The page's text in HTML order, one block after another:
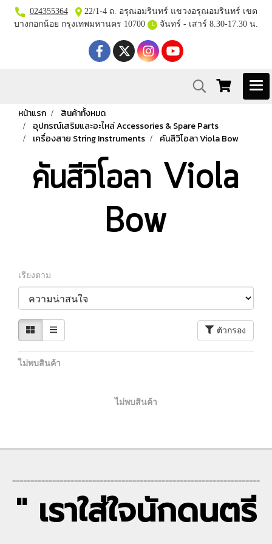
024355364
22/1-4 ถ. อรุณอมรินทร์ แขวงอรุณอมรินทร์ เขต
บางกอกน้อย กรุงเทพมหานคร 10700
จันทร์ - เสาร์ 8.30-17.30 น.
หน้าแรก
สินค้าทั้งหมด
อุปกรณ์เสริมและอะไหล่ Accessories & Spare Parts
เครื่องสาย String Instruments
คันสีวิโอลา Viola Bow
คันสีวิโอลา Viola
Bow
เรียงตาม
ตัวกรอง
ไม่พบสินค้า
ไม่พบสินค้า
--------------------------------------------------------------------
" เราใส่ใจนักดนตรี